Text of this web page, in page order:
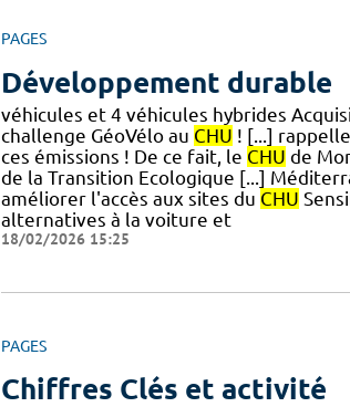
PAGES
Développement durable
véhicules et 4 véhicules hybrides
challenge GéoVélo au CHU ! [...]
ces émissions ! De ce fait, le CHU de
de la Transition Ecologique [...]
améliorer l'accès aux sites du CHU
alternatives à la voiture et
18/02/2026 15:25
PAGES
Chiffres Clés et activité